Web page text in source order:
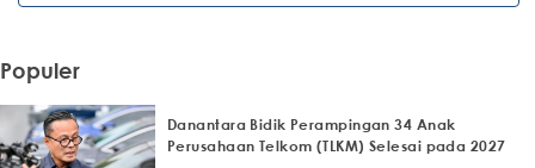
Populer
Danantara Bidik Perampingan 34 Anak
Perusahaan Telkom (TLKM) Selesai pada 2027